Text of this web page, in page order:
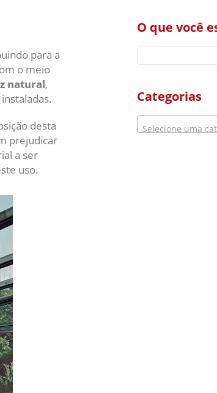
O que você
Categorias
Selecione uma
para a
o meio
natural,
desta
prejudicar
a ser
uso.